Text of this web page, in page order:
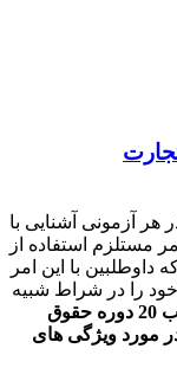
آزمونی آشنایی با
مستلزم استفاده از
با این امر
را در شراط شبیه
جهت سهولت مراجعه به کتاب 20 دوره حقوق
مورد ویژگی های